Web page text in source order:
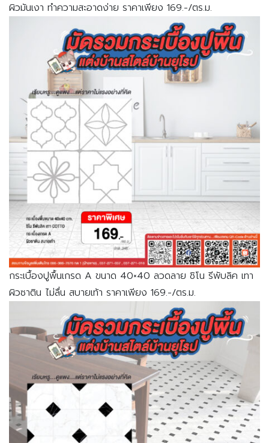
ผิวมันเงา ทำความสะอาดง่าย ราคาเพียง 169.-/ตร.ม.
กระเบื้องปูพื้นเกรด A ขนาด 40×40 ลวดลาย ชิโน รีพับลิค เทา
ผิวซาติน ไม่ลื่น สบายเท้า ราคาเพียง 169.-/ตร.ม.